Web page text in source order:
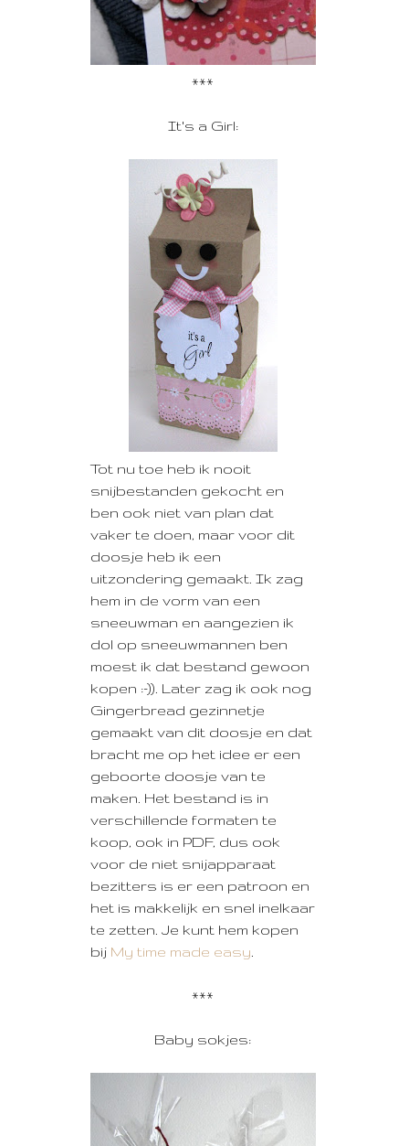
***
It's a Girl:
Tot nu toe heb ik nooit
snijbestanden gekocht en
ben ook niet van plan dat
vaker te doen, maar voor dit
doosje heb ik een
uitzondering gemaakt. Ik zag
hem in de vorm van een
sneeuwman en aangezien ik
dol op sneeuwmannen ben
moest ik dat bestand gewoon
kopen :-)). Later zag ik ook nog
Gingerbread gezinnetje
gemaakt van dit doosje en dat
bracht me op het idee er een
geboorte doosje van te
maken. Het bestand is in
verschillende formaten te
koop, ook in PDF, dus ook
voor de niet snijapparaat
bezitters is er een patroon en
het is makkelijk en snel inelkaar
te zetten. Je kunt hem kopen
bij My time made easy.
***
Baby sokjes: